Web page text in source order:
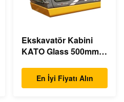
Ekskavatör Kabini
KATO Glass 500mm
NO.1En İyi Fiyatı Alın